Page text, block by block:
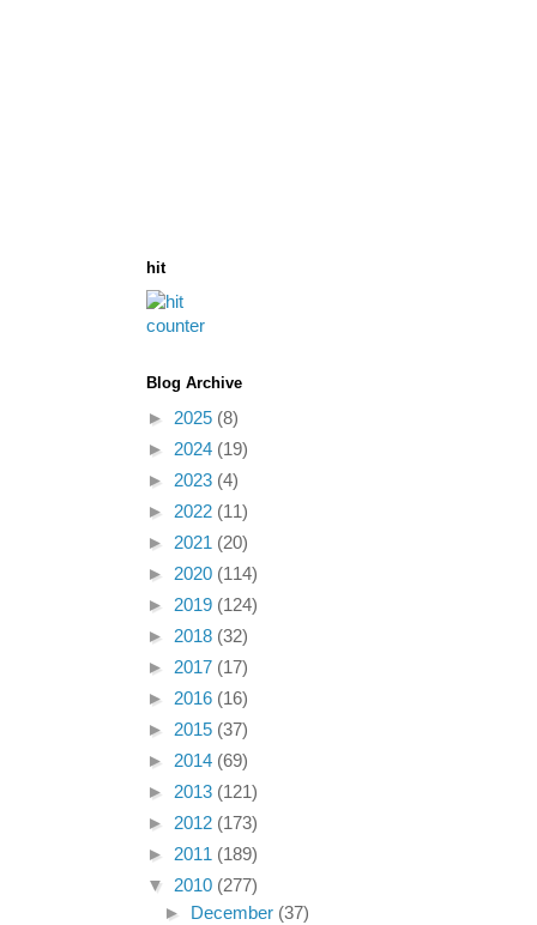
hit
Blog Archive
► 2025 (8)
► 2024 (19)
► 2023 (4)
► 2022 (11)
► 2021 (20)
► 2020 (114)
► 2019 (124)
► 2018 (32)
► 2017 (17)
► 2016 (16)
► 2015 (37)
► 2014 (69)
► 2013 (121)
► 2012 (173)
► 2011 (189)
▼ 2010 (277)
►
December (37)